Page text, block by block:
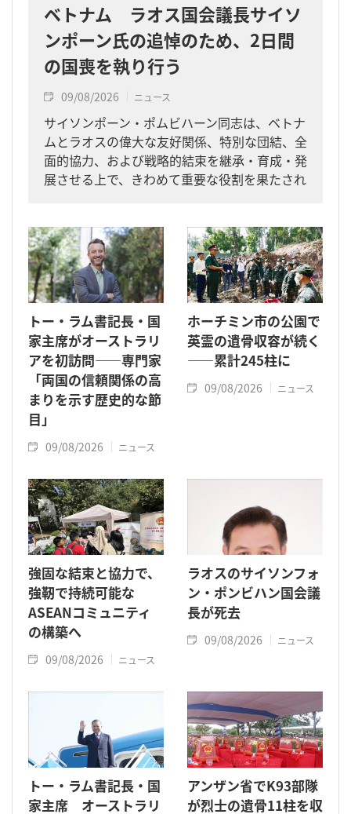
ベトナム ラオス国会議長サイソ
ンポーン氏の追悼のため、2日間
の国喪を執り行う
09/08/2026 ニュース
サイソンポーン・ポムビハーン同志は、ベトナ
ムとラオスの偉大な友好関係、特別な団結、全
面的協力、および戦略的結束を継承・育成・発
展させる上で、きわめて重要な役割を果たされ
トー・ラム書記長・国
家主席がオーストラリ
アを初訪問――専門家
「両国の信頼関係の高
まりを示す歴史的な節
目」
09/08/2026 ニュース
ホーチミン市の公園で
英霊の遺骨収容が続く
――累計245柱に
09/08/2026 ニュース
強固な結束と協力で、
強靭で持続可能な
ASEANコミュニティ
の構築へ
09/08/2026 ニュース
ラオスのサイソンフォ
ン・ポンビハン国会議
長が死去
09/08/2026 ニュース
トー・ラム書記長・国
家主席 オーストラリ
アンザン省でK93部隊
が烈士の遺骨11柱を収